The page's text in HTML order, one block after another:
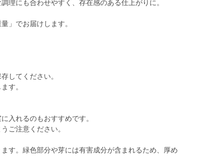
理にも合わせやすく、存在感のある仕上がりに。
」でお届けします。
してください。
す。
入れるのもおすすめです。
ご注意ください。
す。緑色部分や芽には有害成分が含まれるため、厚め